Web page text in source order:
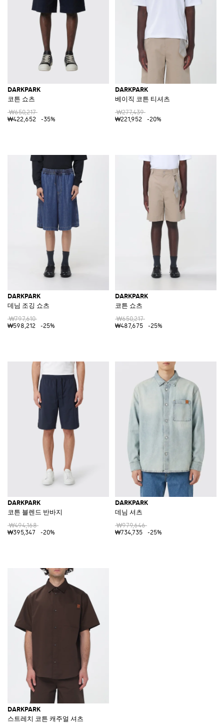
DARKPARK
코튼 쇼츠
₩650,217
₩422,652
-35%
DARKPARK
베이직 코튼 티셔츠
₩277,439
₩221,952
-20%
DARKPARK
데님 조깅 쇼츠
₩797,610
₩598,212
-25%
DARKPARK
코튼 쇼츠
₩650,217
₩487,675
-25%
DARKPARK
코튼 블렌드 반바지
₩494,168
₩395,347
-20%
DARKPARK
데님 셔츠
₩979,646
₩734,735
-25%
DARKPARK
스트레치 코튼 캐주얼 셔츠